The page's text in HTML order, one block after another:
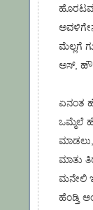
ಮೆಲ್ಲಗೆ
ಅಸ್, ಹೌ
ಏನಂತ
ಒಮ್ಮೆಲೆ
ಮಾಡಲು,
ಮಾತು
ಮನೇಲಿ
ಹೆಂಡ್ತಿ